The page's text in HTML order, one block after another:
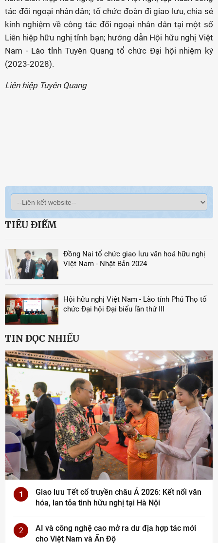
tác đối ngoại nhân dân; tổ chức đoàn đi giao lưu, chia sẻ
kinh nghiệm về công tác đối ngoại nhân dân tại một số
Liên hiệp hữu nghị tỉnh bạn; hướng dẫn Hội hữu nghị Việt
Nam - Lào tỉnh Tuyên Quang tổ chức Đại hội nhiệm kỳ
(2023-2028).
Liên hiệp Tuyên Quang
TIÊU ĐIỂM
Đồng Nai tổ chức giao lưu văn hoá hữu nghị
Việt Nam - Nhật Bản 2024
Hội hữu nghị Việt Nam - Lào tỉnh Phú Thọ tổ
chức Đại hội Đại biểu lần thứ III
TIN ĐỌC NHIỀU
1
Giao lưu Tết cổ truyền châu Á 2026: Kết nối văn
hóa, lan tỏa tình hữu nghị tại Hà Nội
2
AI và công nghệ cao mở ra dư địa hợp tác mới
cho Việt Nam và Ấn Độ